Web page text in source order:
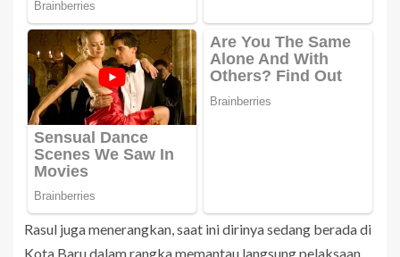
Rasul juga menerangkan, saat ini dirinya sedang berada di
Kota Baru dalam rangka memantau langsung pelaksaan